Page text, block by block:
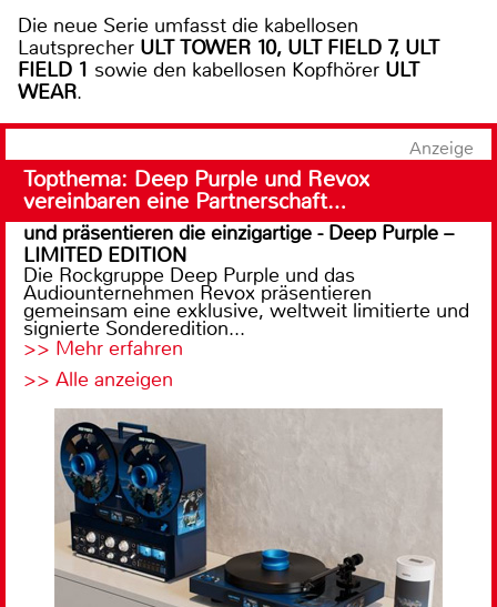
Die neue Serie umfasst die kabellosen
Lautsprecher ULT TOWER 10, ULT FIELD 7, ULT
FIELD 1 sowie den kabellosen Kopfhörer ULT
WEAR.
Anzeige
Topthema: Deep Purple und Revox
vereinbaren eine Partnerschaft…
und präsentieren die einzigartige - Deep Purple –
LIMITED EDITION
Die Rockgruppe Deep Purple und das
Audiounternehmen Revox präsentieren
gemeinsam eine exklusive, weltweit limitierte und
signierte Sonderedition...
>> Mehr erfahren
>> Alle anzeigen